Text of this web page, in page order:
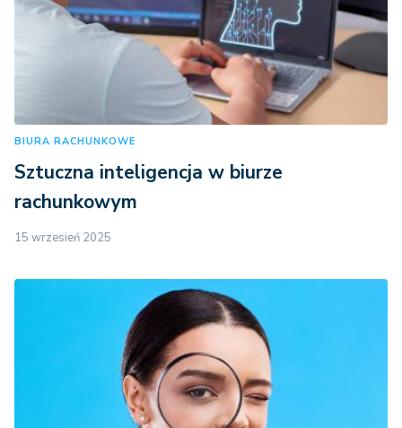
BIURA RACHUNKOWE
Sztuczna inteligencja w biurze
rachunkowym
15 wrzesień 2025